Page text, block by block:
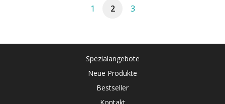
1 2 3
Spezialangebote
Neue Produkte
Bestseller